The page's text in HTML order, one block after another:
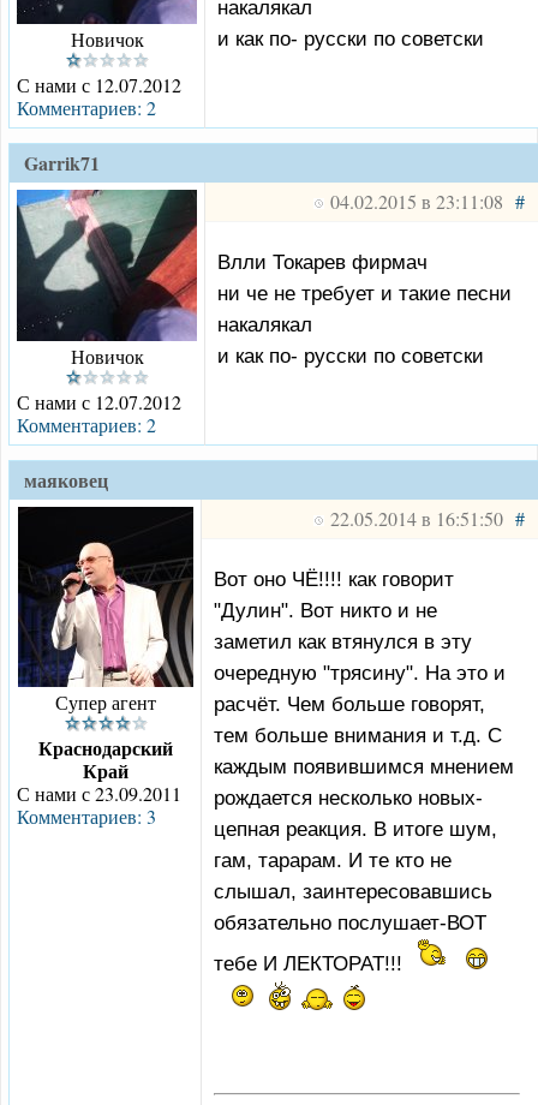
Новичок
С нами с 12.07.2012
Комментариев: 2
накалякал
и как по- русски по советски
Garrik71
Новичок
С нами с 12.07.2012
Комментариев: 2
04.02.2015 в 23:11:08 #
Влли Токарев фирмач
ни че не требует и такие песни
накалякал
и как по- русски по советски
маяковец
Супер агент
Краснодарский
Край
С нами с 23.09.2011
Комментариев: 3
22.05.2014 в 16:51:50 #
Вот оно ЧЁ!!!! как говорит
"Дулин". Вот никто и не
заметил как втянулся в эту
очередную "трясину". На это и
расчёт. Чем больше говорят,
тем больше внимания и т.д. С
каждым появившимся мнением
рождается несколько новых-
цепная реакция. В итоге шум,
гам, тарарам. И те кто не
слышал, заинтересовавшись
обязательно послушает-ВОТ
тебе И ЛЕКТОРАТ!!!